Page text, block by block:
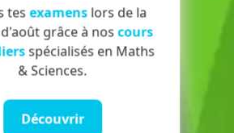
tesexamens lors de la
grâce à noscours
spécialisés en Maths
& Sciences.
Découvrir